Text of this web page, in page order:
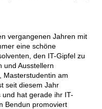
vergangenen Jahren mit
eine schöne
den IT-Gipfel zu
und Ausstellern
Masterstudentin am
seit diesem Jahr
hat gerade ihr IT-
Bendun promoviert